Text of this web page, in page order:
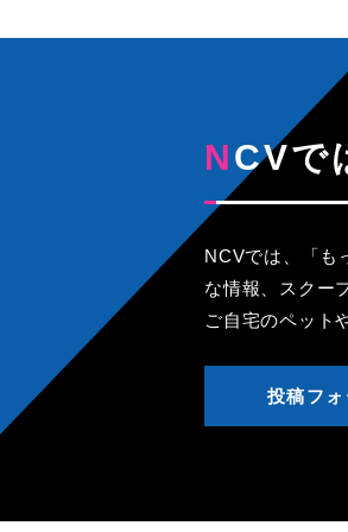
NCV
NCVでは、「も
な情報、スクー
ご自宅のペット
投稿フ